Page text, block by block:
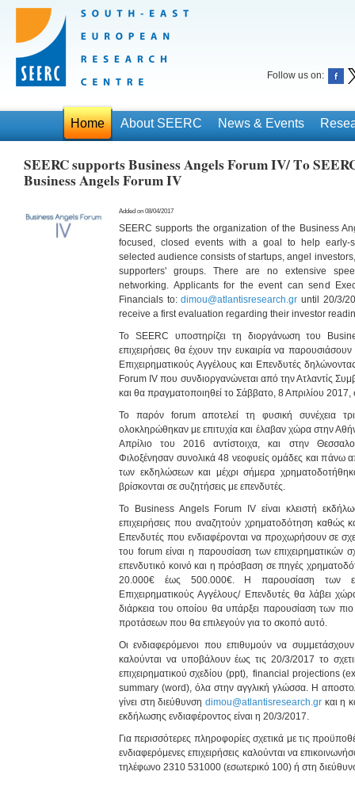
Follow us on:
Home About SEERC News & Events
SEERC supports Business Angels Forum IV/ Το
Business Angels Forum IV
Added on 08/04/2017
SEERC supports the organization of the Business
focused, closed events with a goal to help early-
selected audience consists of startups, angel
supporters' groups. There are no extensive
networking. Applicants for the event can send
Financials to:dimou@atlantisresearch.gr until 20/3/
receive a first evaluation regarding their investor
Το SEERC υποστηρίζει τη διοργάνωση του
επιχειρήσεις θα έχουν την ευκαιρία να παρουσιάσουν
Επιχειρηματικούς Αγγέλους και Επενδυτές
Forum ΙV που συνδιοργανώνεται από την Ατλαντίς
και θα πραγματοποιηθεί το Σάββατο, 8 Απριλίου
Το παρόν forum αποτελεί τη φυσική συνέχεια
ολοκληρώθηκαν με επιτυχία και έλαβαν χώρα στην
Απρίλιο του 2016 αντίστοιχα, και στην
Φιλοξένησαν συνολικά 48 νεοφυείς ομάδες και πάνω
των εκδηλώσεων και μέχρι σήμερα
βρίσκονται σε συζητήσεις με επενδυτές.
Το Business Angels Forum IV είναι κλειστή
επιχειρήσεις που αναζητούν χρηματοδότηση καθώς
Επενδυτές που ενδιαφέρονται να προχωρήσουν σε
του forum είναι η παρουσίαση των
επενδυτικό κοινό και η πρόσβαση σε πηγές
20.000€ έως 500.000€. Η παρουσίαση των
Επιχειρηματικούς Αγγέλους/ Επενδυτές θα λάβει
διάρκεια του οποίου θα υπάρξει παρουσίαση των
προτάσεων που θα επιλεγούν για το σκοπό αυτό.
Οι ενδιαφερόμενοι που επιθυμούν να
καλούνται να υποβάλουν έως τις 20/3/2017 το
επιχειρηματικού σχεδίου (ppt), financial projections
summary (word), όλα στην αγγλική γλώσσα. Η
γίνει στη διεύθυνση dimou@atlantisresearch.grκαι η
εκδήλωσης ενδιαφέροντος είναι η 20/3/2017.
Για περισσότερες πληροφορίες σχετικά με τις
ενδιαφερόμενες επιχειρήσεις καλούνται να
τηλέφωνο 2310 531000 (εσωτερικό 100) ή στη